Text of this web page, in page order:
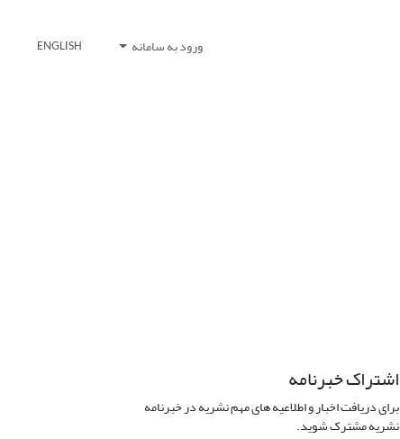
ورود به سامانه ENGLISH
اشتراک خبرنامه
برای دریافت اخبار و اطلاعیه های مهم نشریه در خبرنامه
نشریه مشترک شوید.